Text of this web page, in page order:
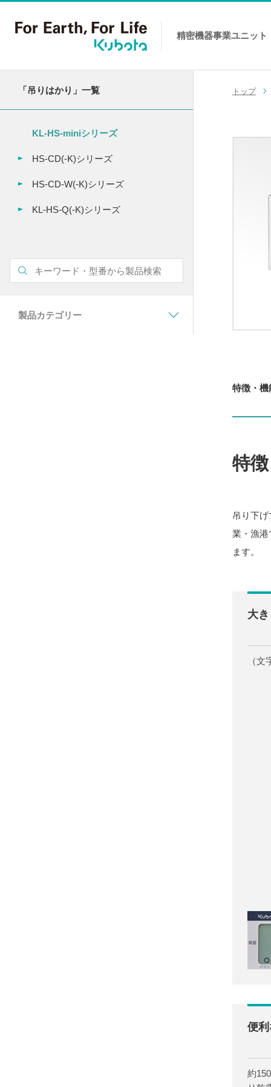
精密機器事業ユニット
「吊りはかり」一覧
KL-HS-miniシリーズ
HS-CD(-K)シリーズ
HS-CD-W(-K)シリーズ
KL-HS-Q(-K)シリーズ
製品カテゴリー
トップ
特徴・機
特
吊り下
業・漁港
ます。
大
（
便
約